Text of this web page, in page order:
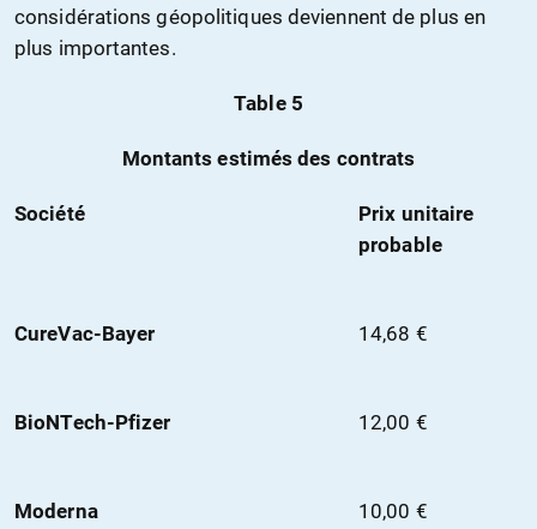
considérations géopolitiques deviennent de plus en
plus importantes.
Table 5
Montants estimés des contrats
Société
Prix unitaire
probable
CureVac-Bayer 14,68 €
BioNTech-Pfizer 12,00 €
Moderna 10,00 €